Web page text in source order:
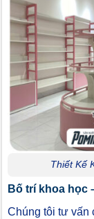
Thiết Kế
Bố trí khoa học
Chúng tôi tư vấn